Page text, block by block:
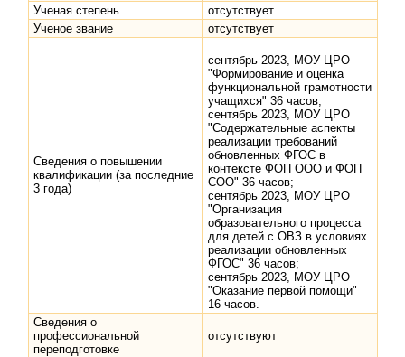
Ученая степень
отсутствует
Ученое звание
отсутствует
Сведения о повышении
квалификации (за последние
3 года)
сентябрь 2023, МОУ ЦРО
"Формирование и оценка
функциональной грамотности
учащихся" 36 часов;
сентябрь 2023, МОУ ЦРО
"Содержательные аспекты
реализации требований
обновленных ФГОС в
контексте ФОП ООО и ФОП
СОО" 36 часов;
сентябрь 2023, МОУ ЦРО
"Организация
образовательного процесса
для детей с ОВЗ в условиях
реализации обновленных
ФГОС" 36 часов;
сентябрь 2023, МОУ ЦРО
"Оказание первой помощи"
16 часов.
Сведения о
профессиональной
переподготовке
отсутствуют